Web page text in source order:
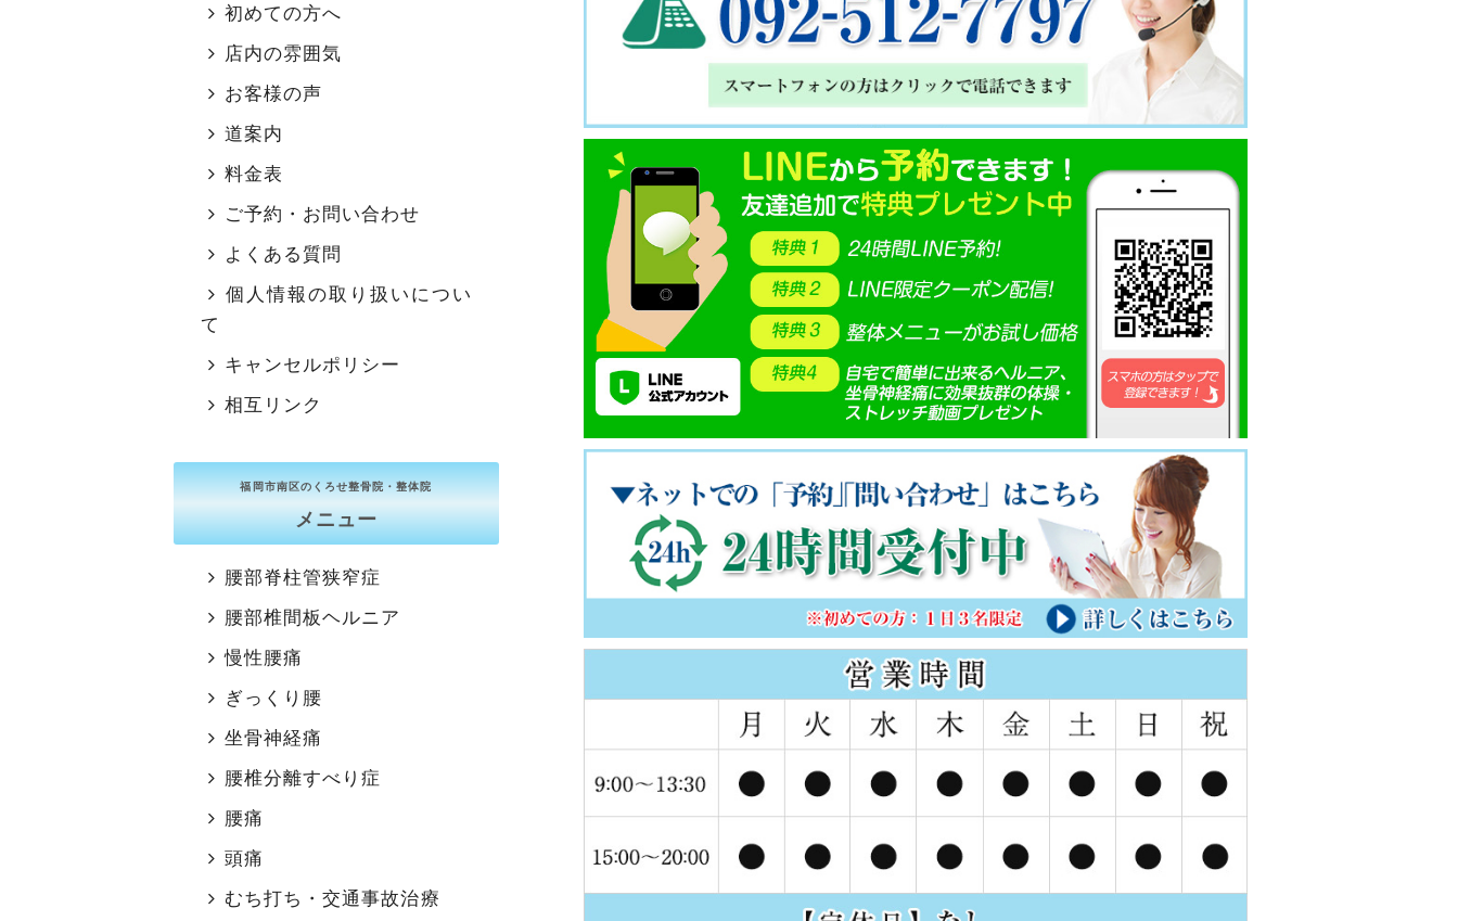
初めての方へ
店内の雰囲気
お客様の声
道案内
料金表
ご予約・お問い合わせ
よくある質問
個人情報の取り扱いについ
て
キャンセルポリシー
相互リンク
福岡市南区のくろせ整骨院・整体院
メニュー
腰部脊柱管狭窄症
腰部椎間板ヘルニア
慢性腰痛
ぎっくり腰
坐骨神経痛
腰椎分離すべり症
腰痛
頭痛
むち打ち・交通事故治療